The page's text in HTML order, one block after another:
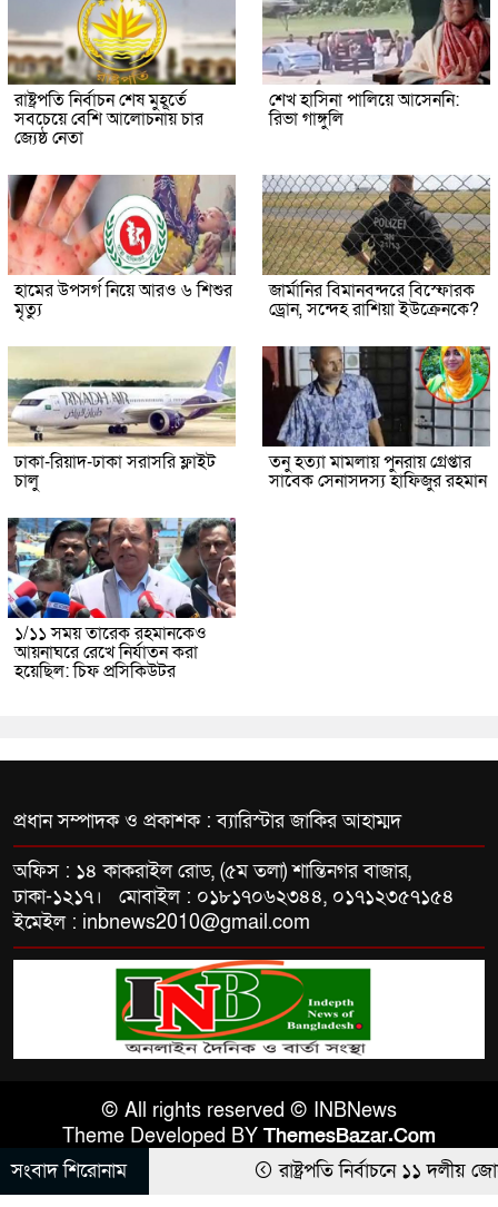
রাষ্ট্রপতি নির্বাচন শেষ মুহূর্তে
সবচেয়ে বেশি আলোচনায় চার
জ্যেষ্ঠ নেতা
শেখ হাসিনা পালিয়ে আসেননি:
রিভা গাঙ্গুলি
হামের উপসর্গ নিয়ে আরও ৬ শিশুর
মৃত্যু
জার্মানির বিমানবন্দরে বিস্ফোরক
ড্রোন, সন্দেহ রাশিয়া ইউক্রেনকে?
ঢাকা-রিয়াদ-ঢাকা সরাসরি ফ্লাইট
চালু
তনু হত্যা মামলায় পুনরায় গ্রেপ্তার
সাবেক সেনাসদস্য হাফিজুর রহমান
১/১১ সময় তারেক রহমানকেও
আয়নাঘরে রেখে নির্যাতন করা
হয়েছিল: চিফ প্রসিকিউটর
প্রধান সম্পাদক ও প্রকাশক : ব্যারিস্টার জাকির আহাম্মদ
অফিস : ১৪ কাকরাইল রোড, (৫ম তলা) শান্তিনগর বাজার,
ঢাকা-১২১৭। মোবাইল : ০১৮১৭০৬২৩৪৪, ০১৭১২৩৫৭১৫৪
ইমেইল : inbnews2010@gmail.com
© All rights reserved © INBNews
Theme Developed BY ThemesBazar.Com
সংবাদ শিরোনাম
রাষ্ট্রপতি নির্বাচনে ১১ দলীয়